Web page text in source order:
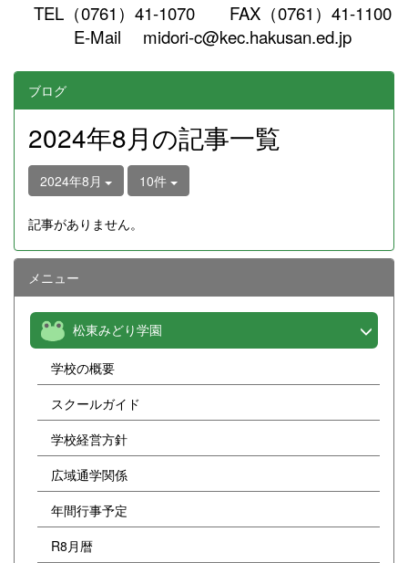
TEL（0761）41-1070 FAX（0761）41-1100
E-Mail midori-c@kec.hakusan.ed.jp
ブログ
2024年8月の記事一覧
2024年8月 10件
記事がありません。
メニュー
松東みどり学園
学校の概要
スクールガイド
学校経営方針
広域通学関係
年間行事予定
R8月暦